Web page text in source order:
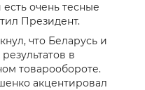
очень тесные
Президент.
что Беларусь и
в
товарообороте.
акцентировал